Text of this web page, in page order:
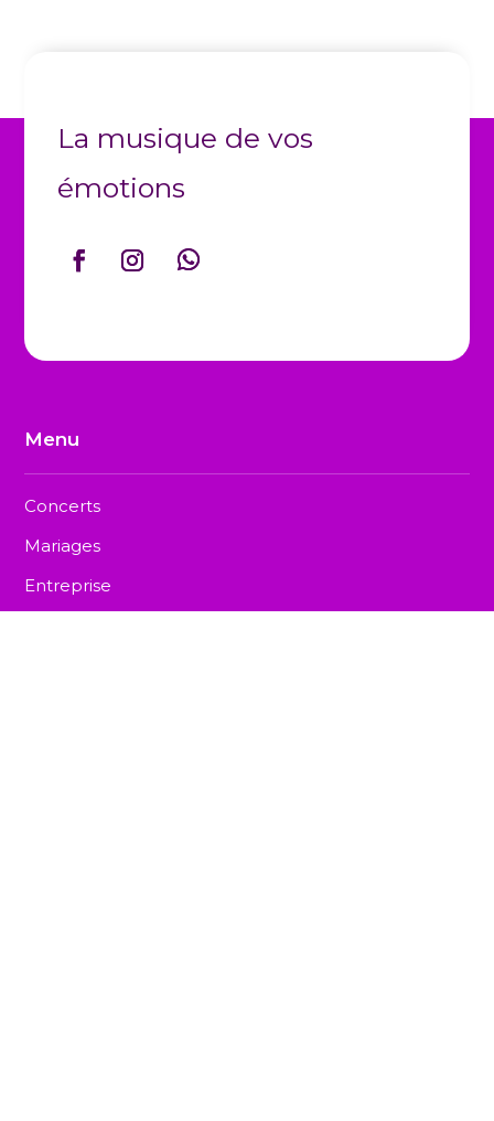
La musique de vos
émotions
Menu
Concerts
Mariages
Entreprise